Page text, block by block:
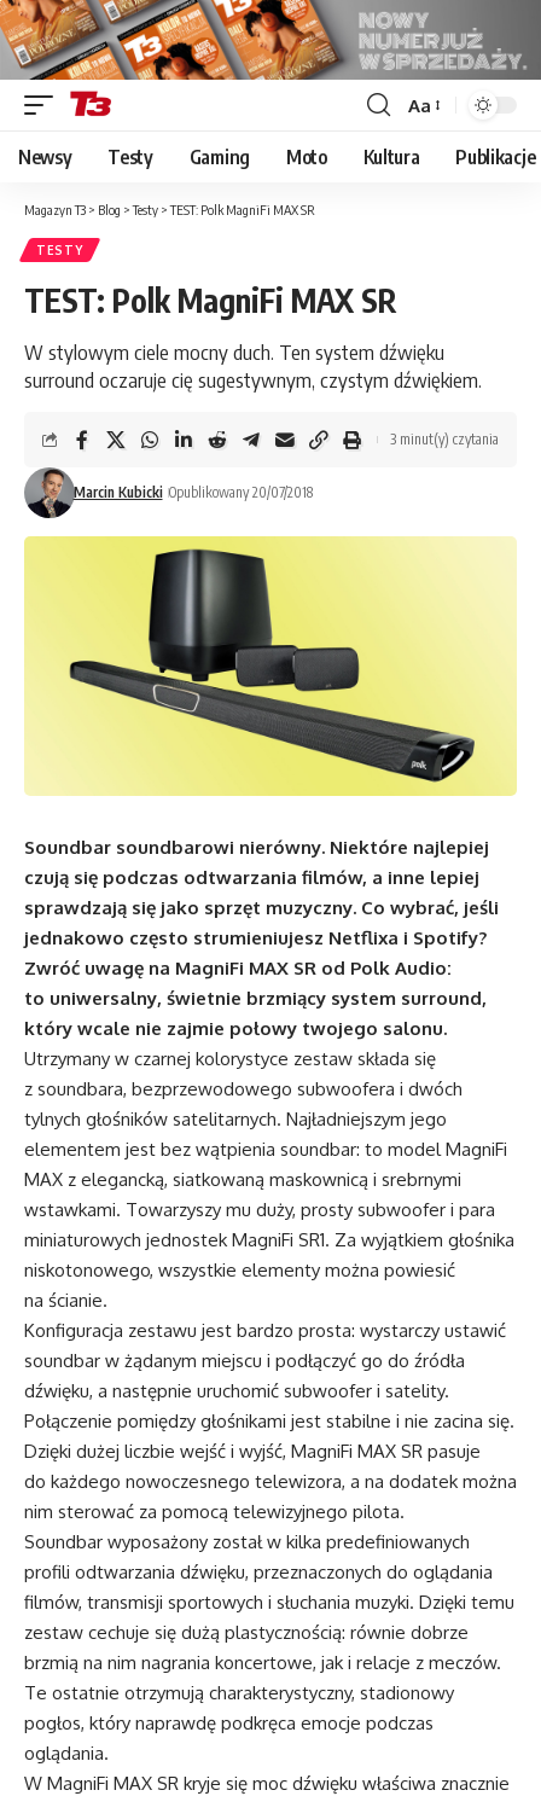
Font
Resizer
Aa
Newsy Testy Gaming Moto Kultura Publikacje
Magazyn T3 > Blog >Testy >TEST: Polk MagniFi MAX SR
TESTY
TEST: Polk MagniFi MAX SR
W stylowym ciele mocny duch. Ten system dźwięku
surround oczaruje cię sugestywnym, czystym dźwiękiem.
Marcin Kubicki Opublikowany 20/07/2018
3 minut(y) czytania
Soundbar soundbarowi nierówny. Niektóre najlepiej
czują się podczas odtwarzania filmów, a inne lepiej
sprawdzają się jako sprzęt muzyczny. Co wybrać, jeśli
jednakowo często strumieniujesz Netflixa i Spotify?
Zwróć uwagę na MagniFi MAX SR od Polk Audio:
to uniwersalny, świetnie brzmiący system surround,
który wcale nie zajmie połowy twojego salonu.
Utrzymany w czarnej kolorystyce zestaw składa się
z soundbara, bezprzewodowego subwoofera i dwóch
tylnych głośników satelitarnych. Najładniejszym jego
elementem jest bez wątpienia soundbar: to model MagniFi
MAX z elegancką, siatkowaną maskownicą i srebrnymi
wstawkami. Towarzyszy mu duży, prosty subwoofer i para
miniaturowych jednostek MagniFi SR1. Za wyjątkiem głośnika
niskotonowego, wszystkie elementy można powiesić
na ścianie.
Konfiguracja zestawu jest bardzo prosta: wystarczy ustawić
soundbar w żądanym miejscu i podłączyć go do źródła
dźwięku, a następnie uruchomić subwoofer i satelity.
Połączenie pomiędzy głośnikami jest stabilne i nie zacina się.
Dzięki dużej liczbie wejść i wyjść, MagniFi MAX SR pasuje
do każdego nowoczesnego telewizora, a na dodatek można
nim sterować za pomocą telewizyjnego pilota.
Soundbar wyposażony został w kilka predefiniowanych
profili odtwarzania dźwięku, przeznaczonych do oglądania
filmów, transmisji sportowych i słuchania muzyki. Dzięki temu
zestaw cechuje się dużą plastycznością: równie dobrze
brzmią na nim nagrania koncertowe, jak i relacje z meczów.
Te ostatnie otrzymują charakterystyczny, stadionowy
pogłos, który naprawdę podkręca emocje podczas
oglądania.
W MagniFi MAX SR kryje się moc dźwięku właściwa znacznie